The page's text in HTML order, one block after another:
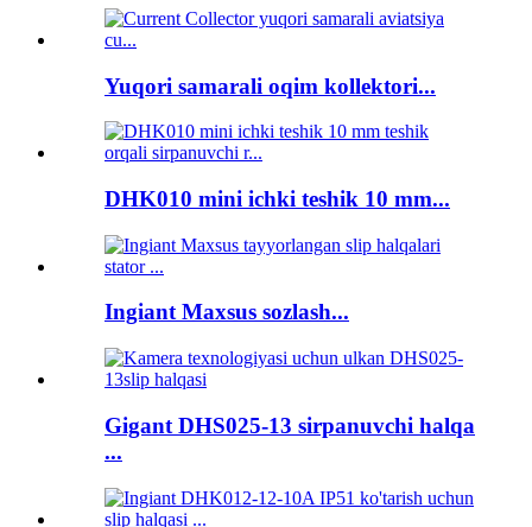
Yuqori samarali oqim kollektori...
DHK010 mini ichki teshik 10 mm...
Ingiant Maxsus sozlash...
Gigant DHS025-13 sirpanuvchi halqa
...